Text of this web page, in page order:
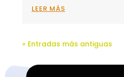
LEER MÁS
« Entradas más antiguas